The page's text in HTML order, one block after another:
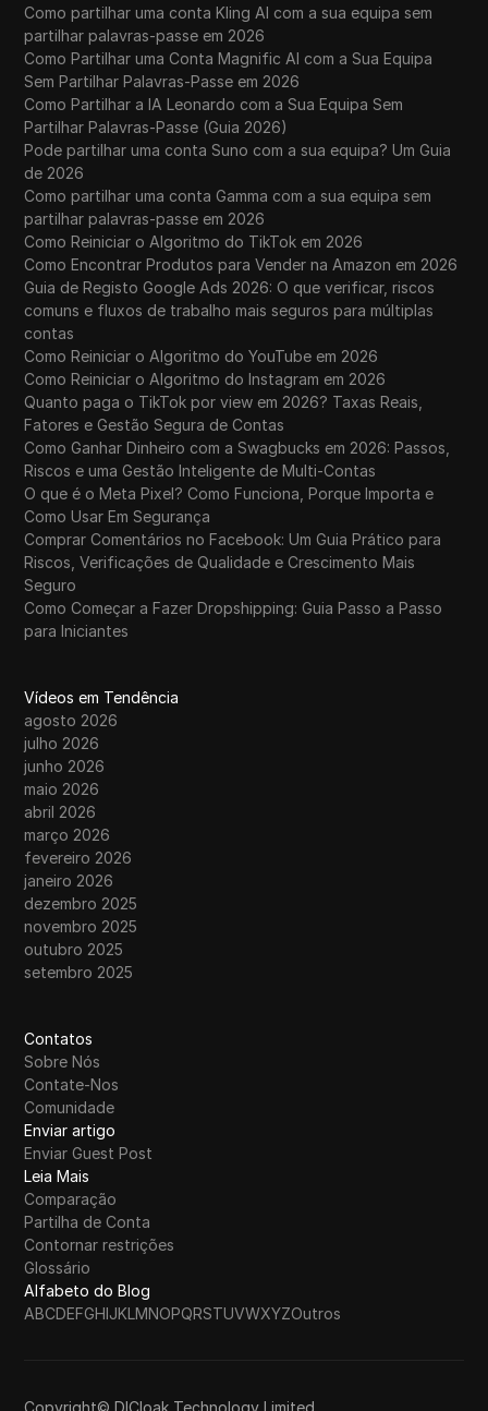
Como partilhar uma conta Kling AI com a sua equipa sem
partilhar palavras-passe em 2026
Como Partilhar uma Conta Magnific AI com a Sua Equipa
Sem Partilhar Palavras-Passe em 2026
Como Partilhar a IA Leonardo com a Sua Equipa Sem
Partilhar Palavras-Passe (Guia 2026)
Pode partilhar uma conta Suno com a sua equipa? Um Guia
de 2026
Como partilhar uma conta Gamma com a sua equipa sem
partilhar palavras-passe em 2026
Como Reiniciar o Algoritmo do TikTok em 2026
Como Encontrar Produtos para Vender na Amazon em 2026
Guia de Registo Google Ads 2026: O que verificar, riscos
comuns e fluxos de trabalho mais seguros para múltiplas
contas
Como Reiniciar o Algoritmo do YouTube em 2026
Como Reiniciar o Algoritmo do Instagram em 2026
Quanto paga o TikTok por view em 2026? Taxas Reais,
Fatores e Gestão Segura de Contas
Como Ganhar Dinheiro com a Swagbucks em 2026: Passos,
Riscos e uma Gestão Inteligente de Multi-Contas
O que é o Meta Pixel? Como Funciona, Porque Importa e
Como Usar Em Segurança
Comprar Comentários no Facebook: Um Guia Prático para
Riscos, Verificações de Qualidade e Crescimento Mais
Seguro
Como Começar a Fazer Dropshipping: Guia Passo a Passo
para Iniciantes
Vídeos em Tendência
agosto 2026
julho 2026
junho 2026
maio 2026
abril 2026
março 2026
fevereiro 2026
janeiro 2026
dezembro 2025
novembro 2025
outubro 2025
setembro 2025
Contatos
Sobre Nós
Contate-Nos
Comunidade
Enviar artigo
Enviar Guest Post
Leia Mais
Comparação
Partilha de Conta
Contornar restrições
Glossário
Alfabeto do Blog
ABCDEFGHIJKLMNOPQRSTUVWXYZOutros
Copyright© DICloak Technology Limited